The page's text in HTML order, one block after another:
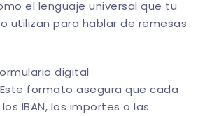
el lenguaje universal que tu
utilizan para hablar de remesas
digital
formato asegura que cada
IBAN, los importes o las